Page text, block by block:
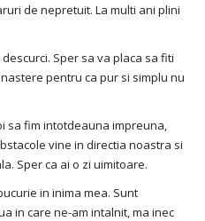
de nepretuit. La multi ani plini
Sper sa va placa sa fiti
pentru ca pur si simplu nu
sa fim intotdeauna impreuna,
vine in directia noastra si
Sper ca ai o zi uimitoare.
in inima mea. Sunt
in care ne-am intalnit, ma inec